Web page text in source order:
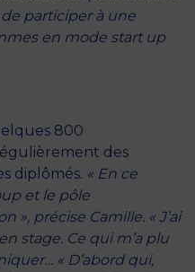
de participer à une
en mode start up
800
des
diplômés. « En ce
et le pôle
», précise Camille. « J’ai
stage. Ce qui m’a plu
« D’abord qui,